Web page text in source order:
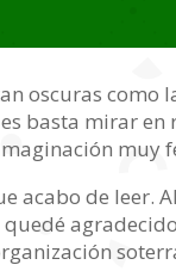
oscuras como
basta mirar
muy
acabo de leer.